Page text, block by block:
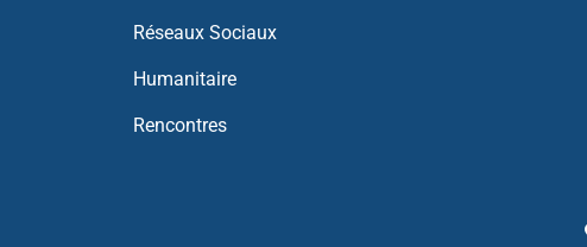
Réseaux Sociaux
Humanitaire
Rencontres